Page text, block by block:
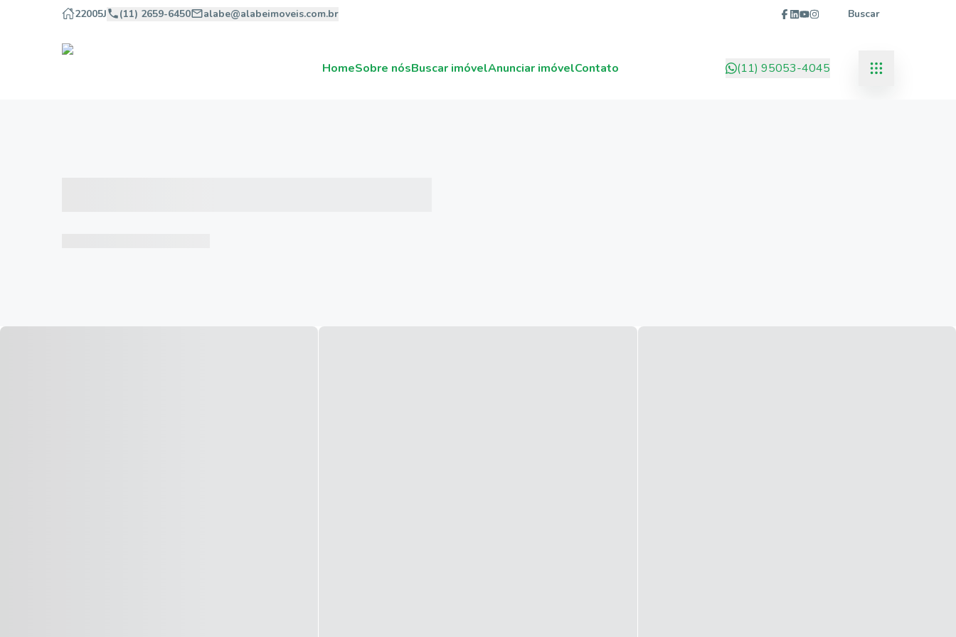
22005J (11) 2659-6450 alabe@alabeimoveis.com.br Buscar
HomeSobre nósBuscar imóvelAnunciar imóvelContato (11) 95053-4045